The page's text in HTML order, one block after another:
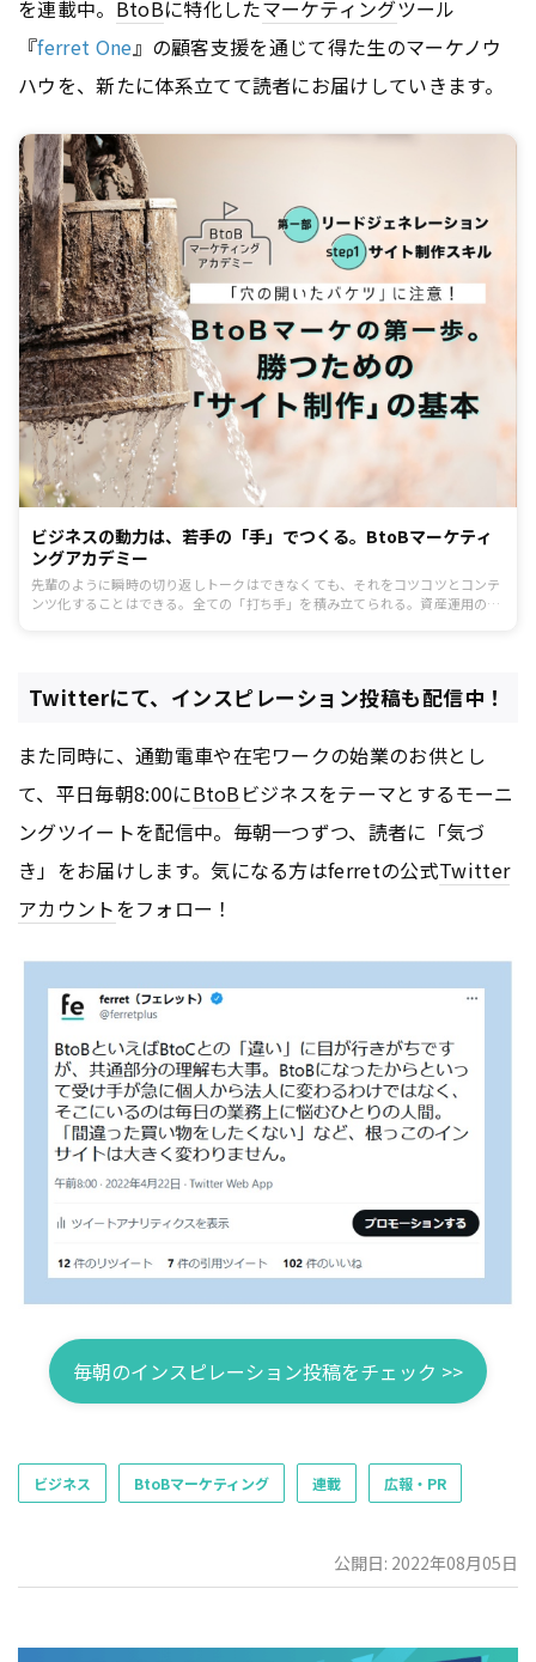
を連載中。 BtoBに特化したマーケティングツール
『ferret One』の顧客支援を通じて得た生のマーケノウ
ハウを、新たに体系立てて読者にお届けしていきます。
ビジネスの動力は、若手の「手」でつくる。BtoBマーケティ
ングアカデミー
先輩のように瞬時の切り返しトークはできなくても、それをコツコツとコンテ
ンツ化することはできる。全ての「打ち手」を積み立てられる。資産運用のよ
Twitterにて、インスピレーション投稿も配信中！
また同時に、通勤電車や在宅ワークの始業のお供とし
て、平日毎朝8:00にBtoBビジネスをテーマとするモーニ
ングツイートを配信中。毎朝一つずつ、読者に「気づ
き」をお届けします。気になる方はferretの公式Twitter
アカウントをフォロー！
毎朝のインスピレーション投稿をチェック >>
ビジネス BtoBマーケティング 連載 広報・PR
公開日: 2022年08月05日